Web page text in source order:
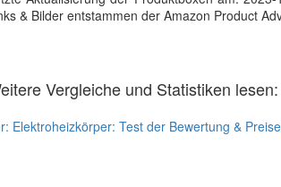
& Bilder entstammen der Amazon Product
Vergleiche und Statistiken lesen:
Elektroheizkörper: Test der Bewertung & Preise